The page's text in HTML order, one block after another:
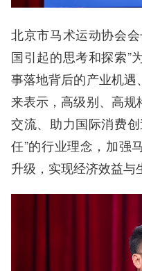
北京市马术运动协会
国引起的思考和探索”
事落地背后的产业机
来表示，高级别、高
交流、助力国际消费
任”的行业理念，加强
升级，实现经济效益与